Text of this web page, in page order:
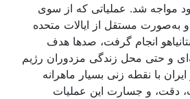
مواجه شد. عملیاتی که از سوی
و به‌صورت مستقل از ایالات متحده
انجام گرفت، صدها هدف
و حتی محل زندگی مزدوران رژیم
با نقطه زنی بسیار ماهرانه
دقت، و جسارت این عملیات